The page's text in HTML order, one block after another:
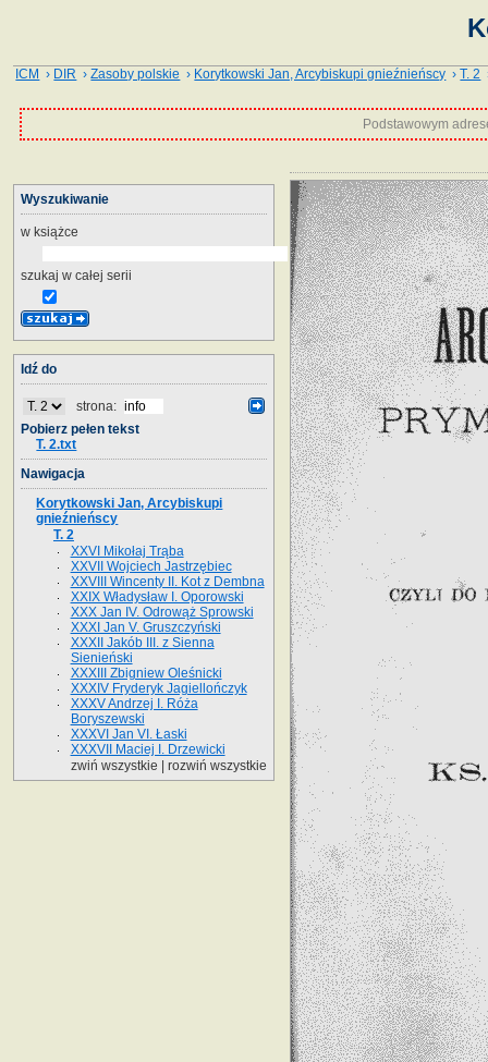
ICM › DIR ›Zasoby polskie › Korytkowski Jan, Arcybiskupi gnieźnieńscy ›T. 2
Podstawowym
Wyszukiwanie
w książce
szukaj w całej serii
Idź do
strona:
Pobierz pełen tekst
T. 2.txt
Nawigacja
Korytkowski Jan, Arcybiskupi
gnieźnieńscy
T. 2
XXVI Mikołaj Trąba
XXVII Wojciech Jastrzębiec
XXVIII Wincenty II. Kot z Dembna
XXIX Władysław I. Oporowski
XXX Jan IV. Odrowąż Sprowski
XXXI Jan V. Gruszczyński
XXXII Jakób III. z Sienna
Sienieński
XXXIII Zbigniew Oleśnicki
XXXIV Fryderyk Jagiellończyk
XXXV Andrzej I. Róża
Boryszewski
XXXVI Jan VI. Łaski
XXXVII Maciej I. Drzewicki
zwiń wszystkie
rozwiń wszystkie